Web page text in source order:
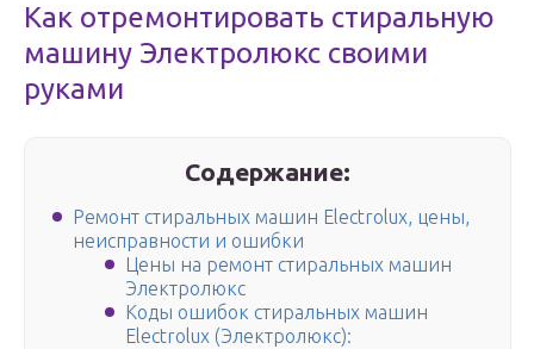
Как отремонтировать стиральную
машину Электролюкс своими
руками
Содержание:
Ремонт стиральных машин Electrolux, цены,
неисправности и ошибки
Цены на ремонт стиральных машин
Электролюкс
Коды ошибок стиральных машин
Electrolux (Электролюкс):